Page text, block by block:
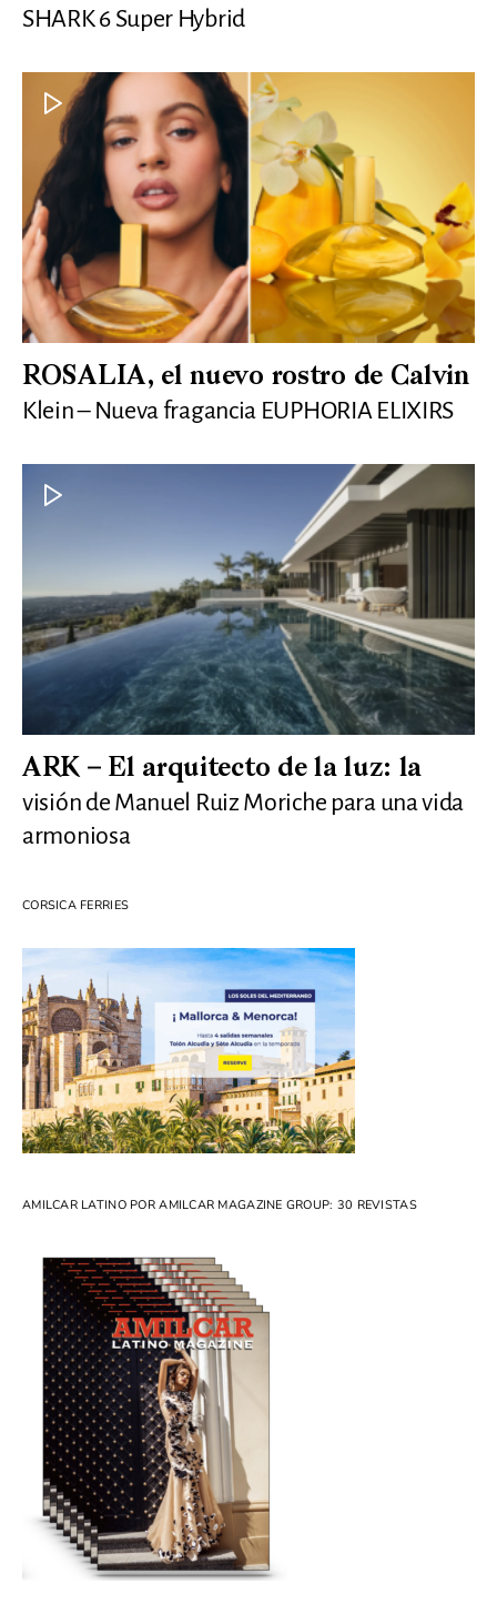
SHARK 6 Super Hybrid
ROSALIA, el nuevo rostro de Calvin
Klein – Nueva fragancia EUPHORIA ELIXIRS
ARK – El arquitecto de la luz: la
visión de Manuel Ruiz Moriche para una vida
armoniosa
CORSICA FERRIES
AMILCAR LATINO POR AMILCAR MAGAZINE GROUP: 30 REVISTAS